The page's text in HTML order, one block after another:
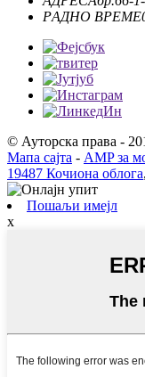
РАДНО ВРЕМЕ
© Ауторска права -
Мапа сајта - AMP за
19487 Кочиона облога,
Пошаљи имејл
x